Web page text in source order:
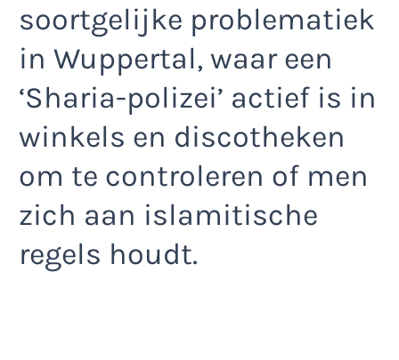
soortgelijke problematiek
in Wuppertal, waar een
‘Sharia-polizei’ actief is in
winkels en discotheken
om te controleren of men
zich aan islamitische
regels houdt.